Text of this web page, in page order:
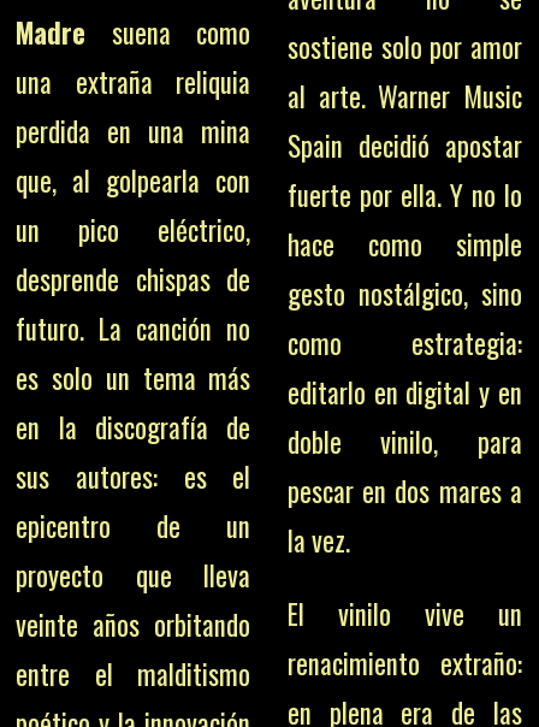
Madre suena como
una extraña reliquia
perdida en una mina
que, al golpearla con
un pico eléctrico,
desprende chispas de
futuro. La canción no
es solo un tema más
en la discografía de
sus autores: es el
epicentro de un
proyecto que lleva
veinte años orbitando
entre el malditismo
sostiene solo por amor
al arte. Warner Music
Spain decidió apostar
fuerte por ella. Y no lo
hace como simple
gesto nostálgico, sino
como estrategia:
editarlo en digital y en
doble vinilo, para
pescar en dos mares a
la vez.
El vinilo vive un
renacimiento extraño:
en plena era de las